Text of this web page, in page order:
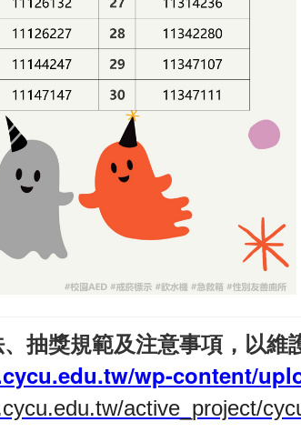
抽獎規範及注意事項，以維
wp-content/
active_project/